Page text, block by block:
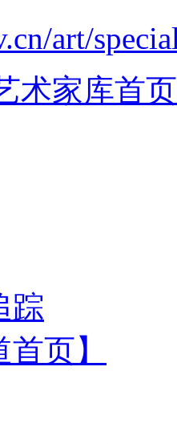
art/
术家库首页
踪
页】